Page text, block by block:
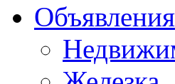
Объявления